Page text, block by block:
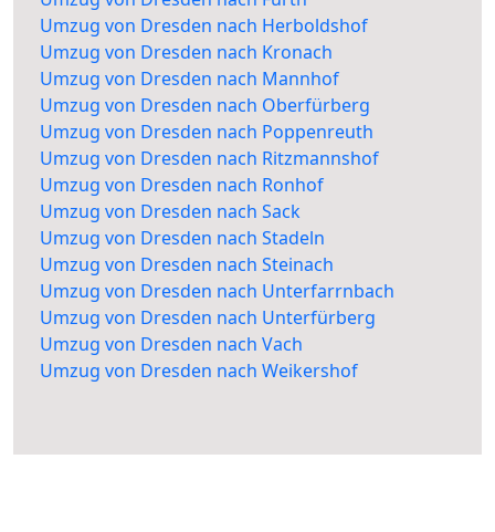
Umzug von Dresden nach Herboldshof
Umzug von Dresden nach Kronach
Umzug von Dresden nach Mannhof
Umzug von Dresden nach Oberfürberg
Umzug von Dresden nach Poppenreuth
Umzug von Dresden nach Ritzmannshof
Umzug von Dresden nach Ronhof
Umzug von Dresden nach Sack
Umzug von Dresden nach Stadeln
Umzug von Dresden nach Steinach
Umzug von Dresden nach Unterfarrnbach
Umzug von Dresden nach Unterfürberg
Umzug von Dresden nach Vach
Umzug von Dresden nach Weikershof